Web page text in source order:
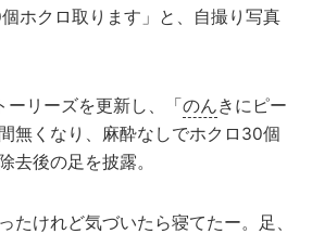
ホクロ取ります」と、自撮り写真
リーズを更新し、「のんきにピー
無くなり、麻酔なしでホクロ30個
去後の足を披露。
たけれど気づいたら寝てたー。足、